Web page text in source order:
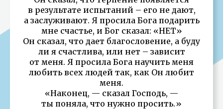
в результате испытаний – его не дают,
а заслуживают. Я просила Бога подарить
мне счастье, и Бог сказал: «НЕТ»
Он сказал, что дает благословение, а буду
ли я счастлива, или нет – зависит
от меня. Я просила Бога научить меня
любить всех людей так, как Он любит
меня.
«Наконец, — сказал Господь, —
ты поняла, что нужно просить.»